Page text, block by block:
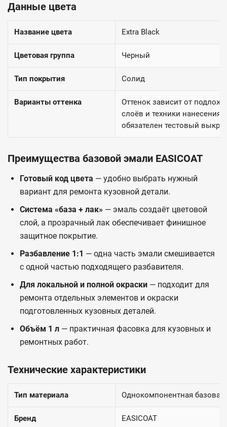
Данные цвета
Название цвета Extra Black
Цветовая группа Черный
Тип покрытия Солид
Варианты оттенка
Оттенок зависит от
слоёв и техники нанесения.
обязателен тестовый
Преимущества базовой эмали EASICOAT
Готовый код цвета — удобно выбрать нужный
вариант для ремонта кузовной детали.
Система «база + лак» — эмаль создаёт цветовой
слой, а прозрачный лак обеспечивает финишное
защитное покрытие.
Разбавление 1:1 — одна часть эмали смешивается
с одной частью подходящего разбавителя.
Для локальной и полной окраски — подходит для
ремонта отдельных элементов и окраски
подготовленных кузовных деталей.
Объём 1 л — практичная фасовка для кузовных и
ремонтных работ.
Технические характеристики
Тип материала Однокомпонентная базовая
Бренд EASICOAT